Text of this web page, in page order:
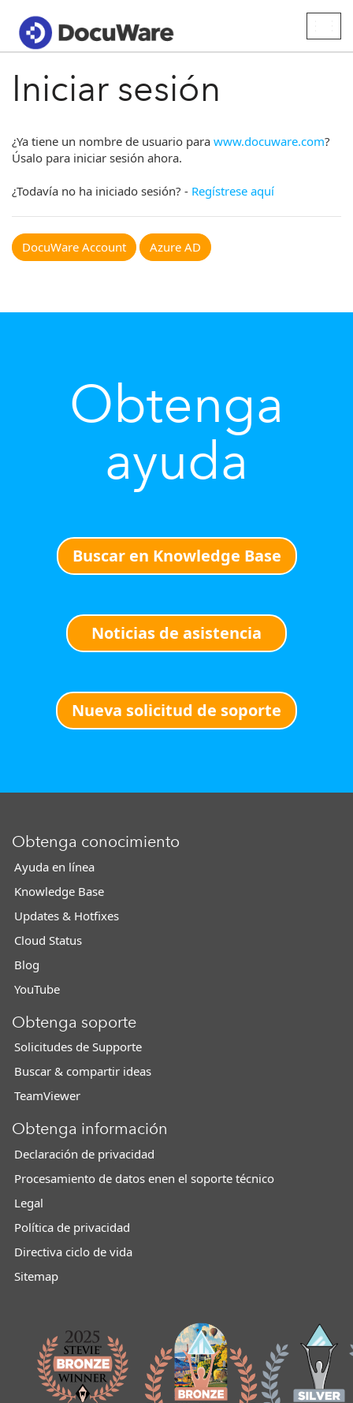
Iniciar sesión
¿Ya tiene un nombre de usuario para www.docuware.com?
Úsalo para iniciar sesión ahora.
¿Todavía no ha iniciado sesión? - Regístrese aquí
DocuWare Account Azure AD
Obtenga
ayuda
Buscar en Knowledge Base
Noticias de asistencia
Nueva solicitud de soporte
Obtenga conocimiento
Ayuda en línea
Knowledge Base
Updates & Hotfixes
Cloud Status
Blog
YouTube
Obtenga soporte
Solicitudes de Supporte
Buscar & compartir ideas
TeamViewer
Obtenga información
Declaración de privacidad
Procesamiento de datos enen el soporte técnico
Legal
Política de privacidad
Directiva ciclo de vida
Sitemap